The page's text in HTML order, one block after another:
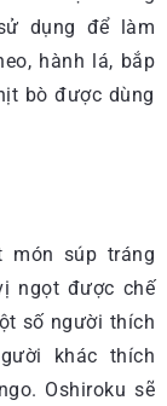
dụng để làm
hành lá, bắp
bò được dùng
món súp tráng
ngọt được chế
số người thích
khác thích
Oshiroku sẽ